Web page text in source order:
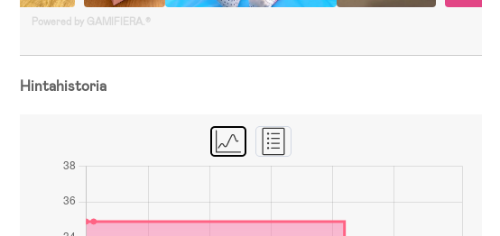
Powered by GAMIFIERA.®
Hintahistoria